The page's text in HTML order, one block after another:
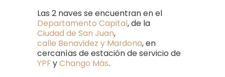
Las 2 naves se encuentran en el
Departamento Capital, de la
Ciudad de San Juan,
calle Benavidez y Mardona, en
cercanías de estación de servicio de
YPFyChango Más.